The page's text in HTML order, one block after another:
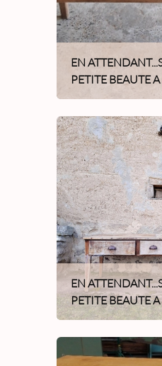
EN
PETITE BEAUTE
EN
PETITE BEAUTE A